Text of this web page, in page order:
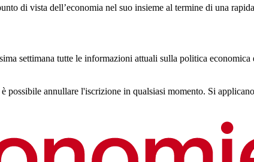
di vista dell’economia nel suo insieme al termine di una
settimana tutte le informazioni attuali sulla politica economica
annullare l'iscrizione in qualsiasi momento. Si